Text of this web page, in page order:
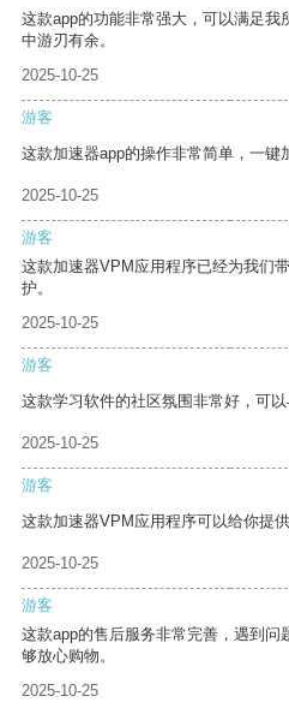
这款app的功能非常强大，可以满足
中游刃有余。
2025-10-25
游客
这款加速器app的操作非常简单，一键
2025-10-25
游客
这款加速器VPM应用程序已经为我们
护。
2025-10-25
游客
这款学习软件的社区氛围非常好，可以
2025-10-25
游客
这款加速器VPM应用程序可以给你提
2025-10-25
游客
这款app的售后服务非常完善，遇到
够放心购物。
2025-10-25